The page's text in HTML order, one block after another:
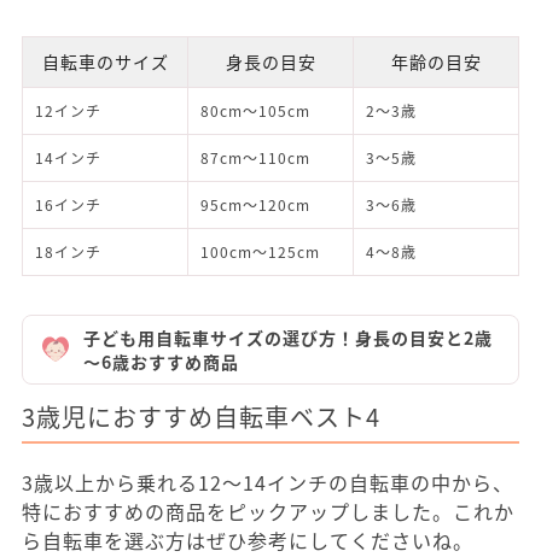
自転車のサイズ 身長の目安 年齢の目安
12インチ 80cm～105cm 2～3歳
14インチ 87cm～110cm 3～5歳
16インチ 95cm～120cm 3～6歳
18インチ 100cm～125cm 4～8歳
子ども用自転車サイズの選び方！身長の目安と2歳
～6歳おすすめ商品
3歳児におすすめ自転車ベスト4
3歳以上から乗れる12～14インチの自転車の中から、
特におすすめの商品をピックアップしました。これか
ら自転車を選ぶ方はぜひ参考にしてくださいね。